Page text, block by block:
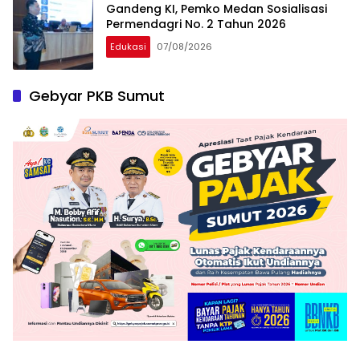
Gandeng KI, Pemko Medan Sosialisasi
Permendagri No. 2 Tahun 2026
Edukasi 07/08/2026
Gebyar PKB Sumut